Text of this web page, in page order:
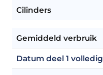
Cilinders
Gemiddeld verbruik
Datum deel 1 volledig